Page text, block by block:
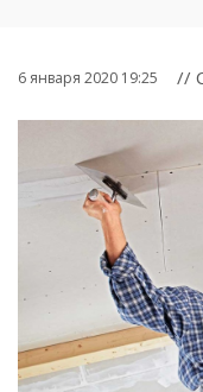
6 января 2020 19:25 //